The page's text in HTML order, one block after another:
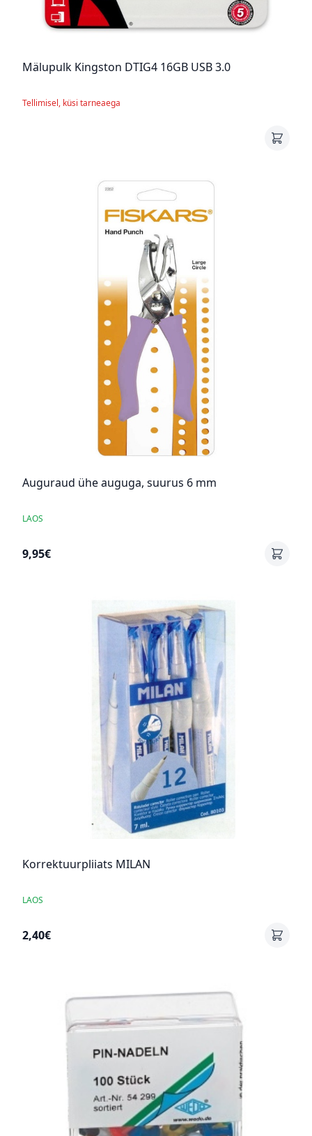
Mälupulk Kingston DTIG4 16GB USB 3.0
Tellimisel, küsi tarneaega
Auguraud ühe auguga, suurus 6 mm
LAOS
9,95€
Korrektuurpliiats MILAN
LAOS
2,40€